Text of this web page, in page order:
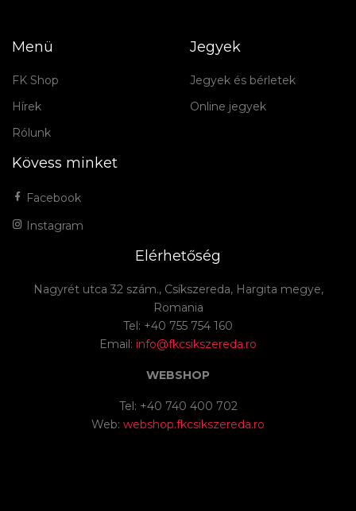
Menü
FK Shop
Hírek
Rólunk
Jegyek
Jegyek és bérletek
Online jegyek
Kövess minket
Facebook
Instagram
Elérhetőség
Nagyrét utca 32 szám., Csíkszereda, Hargita megye,
Romania
Tel: +40 755 754 160
Email: info@fkcsikszereda.ro
WEBSHOP
Tel: +40 740 400 702
Web: webshop.fkcsikszereda.ro